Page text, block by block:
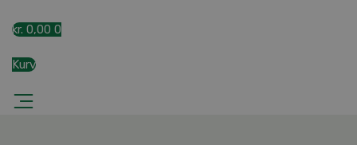
kr. 0,00 0
Kurv